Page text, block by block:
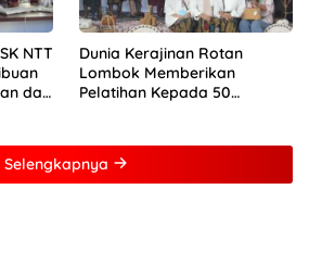
NTT
dan
Dunia Kerajinan Rotan
Lombok Memberikan
Pelatihan Kepada 50
Young Frenuer 2024
Selengkapnya